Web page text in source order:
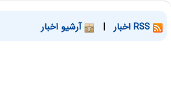
| آرشیو اخبار